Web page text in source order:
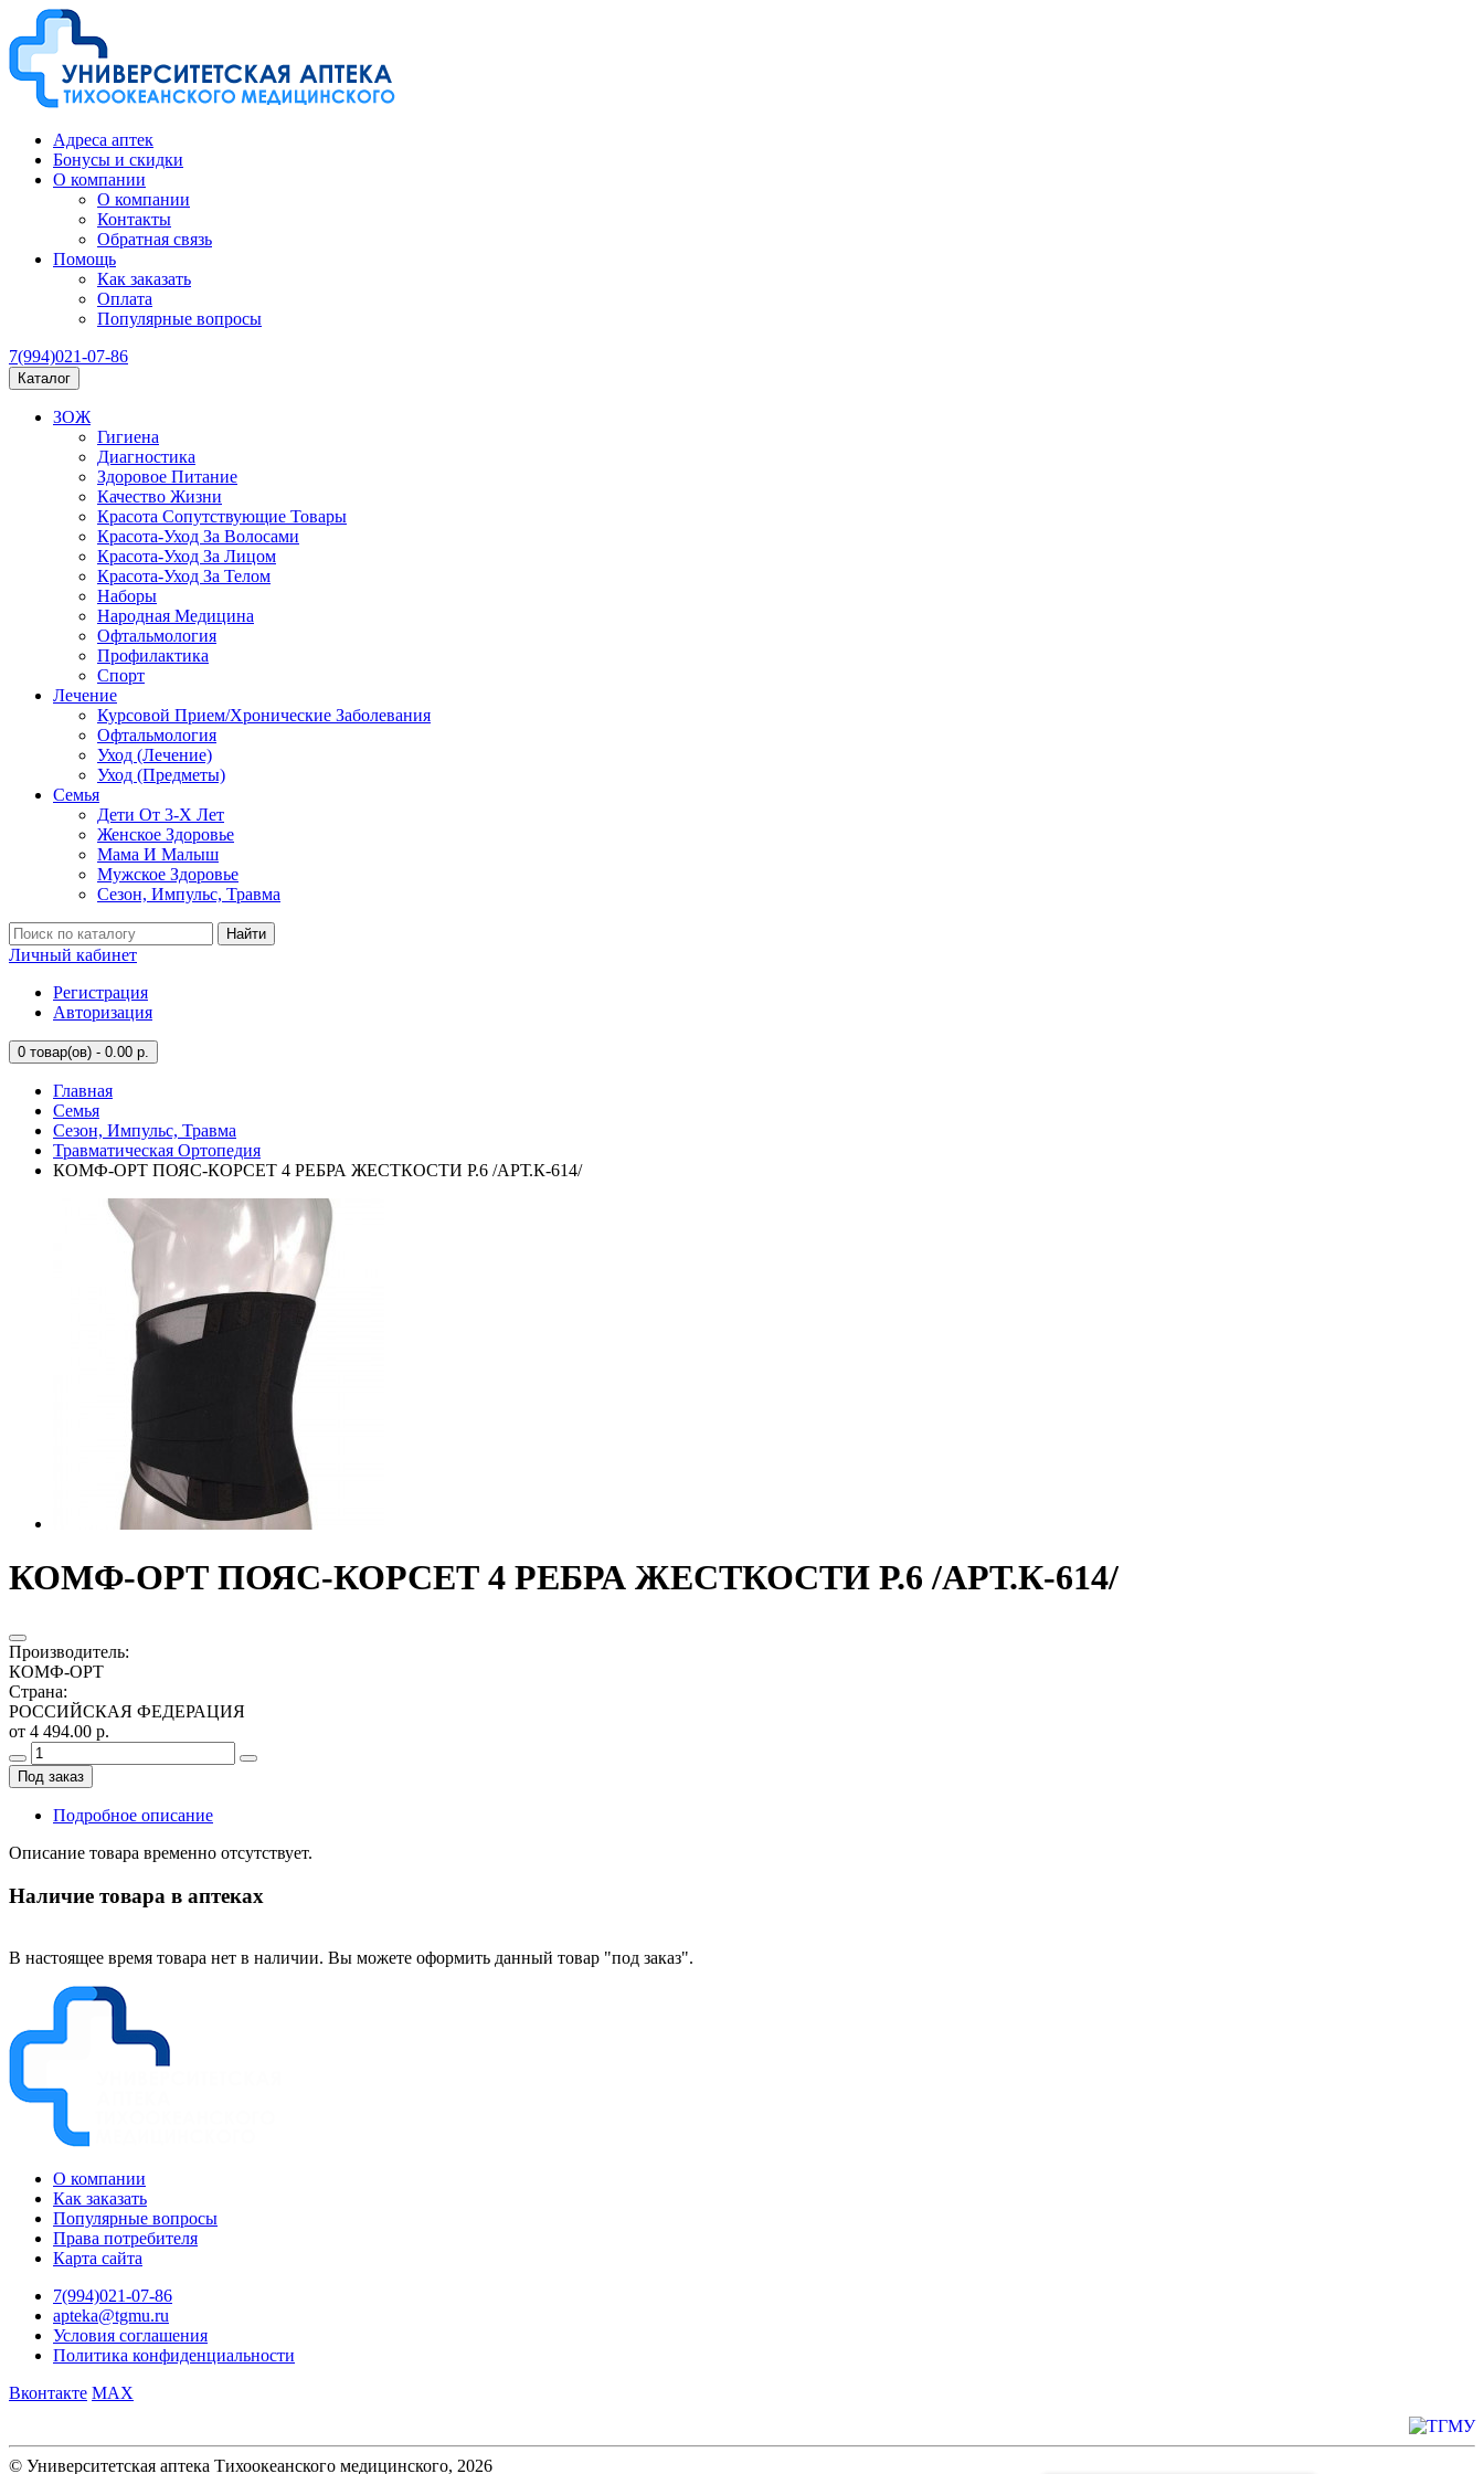
Адреса аптек
Бонусы и скидки
О компании
О компании
Контакты
Обратная связь
Помощь
Как заказать
Оплата
Популярные вопросы
7(994)021-07-86
Каталог
ЗОЖ
Гигиена
Диагностика
Здоровое Питание
Качество Жизни
Красота Сопутствующие Товары
Красота-Уход За Волосами
Красота-Уход За Лицом
Красота-Уход За Телом
Наборы
Народная Медицина
Офтальмология
Профилактика
Спорт
Лечение
Курсовой Прием/Хронические Заболевания
Офтальмология
Уход (Лечение)
Уход (Предметы)
Семья
Дети От 3-Х Лет
Женское Здоровье
Мама И Малыш
Мужское Здоровье
Сезон, Импульс, Травма
Найти
Личный кабинет
Регистрация
Авторизация
0 товар(ов) - 0.00 р.
Главная
Семья
Сезон, Импульс, Травма
Травматическая Ортопедия
КОМФ-ОРТ ПОЯС-КОРСЕТ 4 РЕБРА ЖЕСТКОСТИ Р.6 /АРТ.К-614/
КОМФ-ОРТ ПОЯС-КОРСЕТ 4 РЕБРА ЖЕСТКОСТИ Р.6 /АРТ.К-614/
Производитель:
КОМФ-ОРТ
Страна:
РОССИЙСКАЯ ФЕДЕРАЦИЯ
от 4 494.00 р.
Под заказ
Подробное описание
Описание товара временно отсутствует.
Наличие товара в аптеках
В настоящее время товара нет в наличии. Вы можете оформить данный товар "под заказ".
О компании
Как заказать
Популярные вопросы
Права потребителя
Карта сайта
7(994)021-07-86
apteka@tgmu.ru
Условия соглашения
Политика конфиденциальности
Вконтакте MAX
© Университетская аптека Тихоокеанского медицинского, 2026